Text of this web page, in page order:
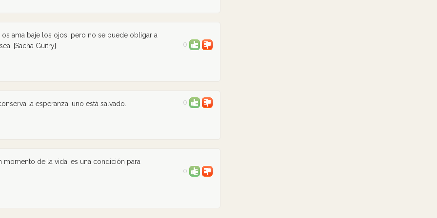
ama baje los ojos, pero no se puede obligar a
[Sacha Guitry].
0
la esperanza, uno está salvado. 0
de la vida, es una condición para
0